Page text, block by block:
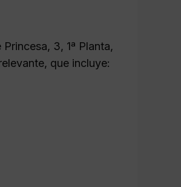
3, 1ª Planta,
que incluye: